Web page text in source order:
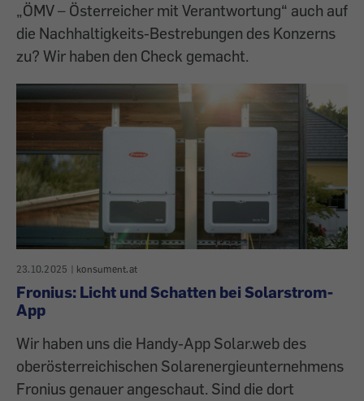
„ÖMV – Österreicher mit Verantwortung“ auch auf
die Nachhaltigkeits-Bestrebungen des Konzerns
zu? Wir haben den Check gemacht.
23.10.2025 | konsument.at
Fronius: Licht und Schatten bei Solarstrom-
App
Wir haben uns die Handy-App Solar.web des
oberösterreichischen Solarenergieunternehmens
Fronius genauer angeschaut. Sind die dort